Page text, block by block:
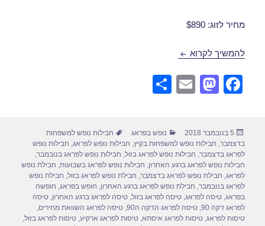
מחיר לזוג: $890
להמשיך לקרוא חבילות נופש לפראג בנובמבר 12/11/2018
F
e
b
o
o
k
M
o
d
o
n
E
e
פורסם
בתאריך
5 בנובמבר 2018 קטגוריות
נופש בפראג תגיות
חבילות נופש למשפחות
בדצמבר חבילות נופש למשפחות בקיץ חבילות נופש לפראג חבילות נופש
לפראג בדצמבר חבילות נופש לפראג בזול חבילות נופש לפראג בנובמבר
חבילות נופש לפראג ברגע האחרון חבילות נופש לפראג בשבועות חבילת נופש
לפראג חבילת נופש לפראג בדצמבר חבילת נופש לפראג בזול חבילת נופש
לפראג בנובמבר חבילת נופש לפראג ברגע האחרון חופש בפראג חופשה
בפראג ,טיסה לפראג ,טיסה לפראג בזול ,טיסה לפראג ברגע האחרון ,טיסה
לפראג דקה 90
,טיסה לפראג הדקה ה90 ,טיסה לפראג השוואת מחירים
טיסות לפראג ,טיסות לפראג איסתא ,טיסות לפראג ארקיע ,טיסות לפראג בזול